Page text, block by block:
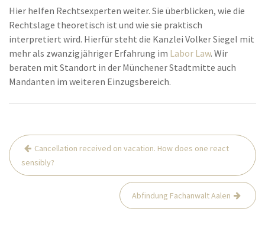
Hier helfen Rechtsexperten weiter. Sie überblicken, wie die
Rechtslage theoretisch ist und wie sie praktisch
interpretiert wird. Hierfür steht die Kanzlei Volker Siegel mit
mehr als zwanzigjähriger Erfahrung im Labor Law. Wir
beraten mit Standort in der Münchener Stadtmitte auch
Mandanten im weiteren Einzugsbereich.
Post
navigation
Cancellation received on vacation. How does one react
sensibly?
Abfindung Fachanwalt Aalen